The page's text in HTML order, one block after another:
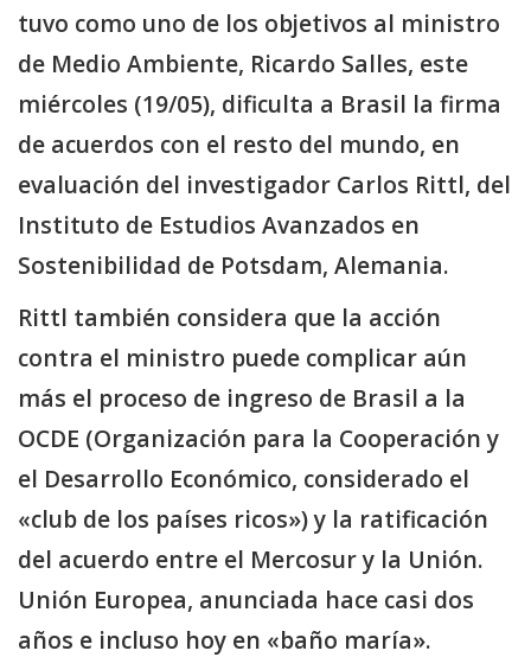
tuvo como uno de los objetivos al ministro
de Medio Ambiente, Ricardo Salles, este
miércoles (19/05), dificulta a Brasil la firma
de acuerdos con el resto del mundo, en
evaluación del investigador Carlos Rittl, del
Instituto de Estudios Avanzados en
Sostenibilidad de Potsdam, Alemania.
Rittl también considera que la acción
contra el ministro puede complicar aún
más el proceso de ingreso de Brasil a la
OCDE (Organización para la Cooperación y
el Desarrollo Económico, considerado el
«club de los países ricos») y la ratificación
del acuerdo entre el Mercosur y la Unión.
Unión Europea, anunciada hace casi dos
años e incluso hoy en «baño maría».